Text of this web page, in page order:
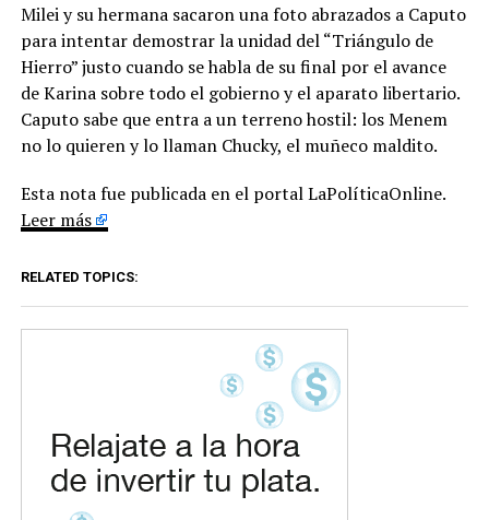
Milei y su hermana sacaron una foto abrazados a Caputo
para intentar demostrar la unidad del “Triángulo de
Hierro” justo cuando se habla de su final por el avance
de Karina sobre todo el gobierno y el aparato libertario.
Caputo sabe que entra a un terreno hostil: los Menem
no lo quieren y lo llaman Chucky, el muñeco maldito.
Esta nota fue publicada en el portal LaPolíticaOnline.
Leer más
RELATED TOPICS: